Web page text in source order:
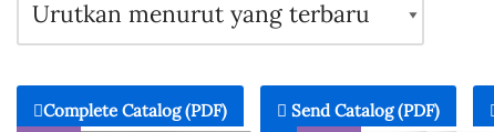
Complete Catalog (PDF) Send Catalog (PDF)